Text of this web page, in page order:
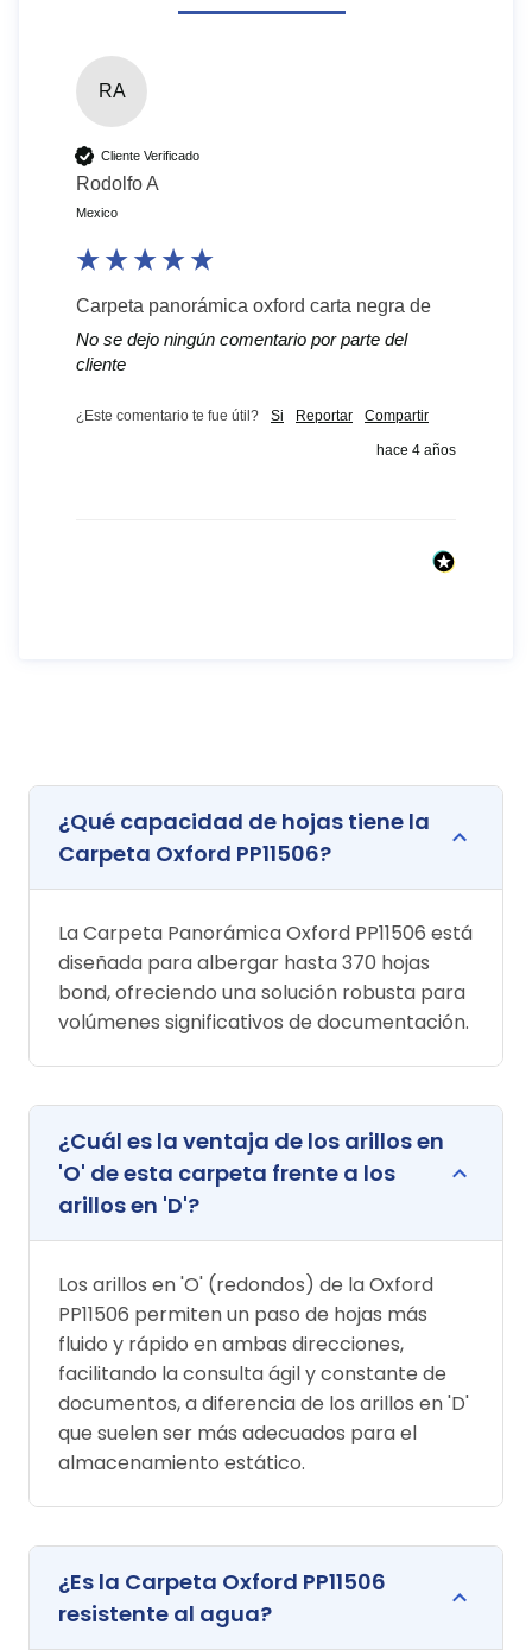
RA
Cliente Verificado
Rodolfo A
Mexico
Carpeta panorámica oxford carta negra de
No se dejo ningún comentario por parte del
cliente
¿Este comentario te fue útil? Si Reportar Compartir
hace 4 años
¿Qué capacidad de hojas tiene la
Carpeta Oxford PP11506?
La Carpeta Panorámica Oxford PP11506 está
diseñada para albergar hasta 370 hojas
bond, ofreciendo una solución robusta para
volúmenes significativos de documentación.
¿Cuál es la ventaja de los arillos en
'O' de esta carpeta frente a los
arillos en 'D'?
Los arillos en 'O' (redondos) de la Oxford
PP11506 permiten un paso de hojas más
fluido y rápido en ambas direcciones,
facilitando la consulta ágil y constante de
documentos, a diferencia de los arillos en 'D'
que suelen ser más adecuados para el
almacenamiento estático.
¿Es la Carpeta Oxford PP11506
resistente al agua?